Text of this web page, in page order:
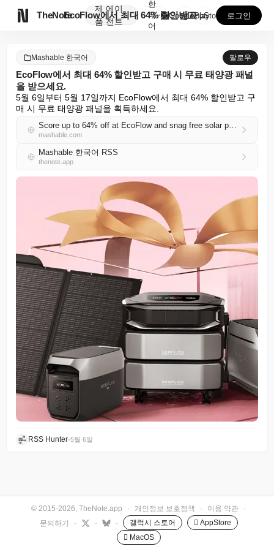
TheNote
제
품
에이
전트
EcoFlow에서 최대 64% 할인받고 구매 시 무료 ...
한
국
어
GooglePlay
AppStore 로그인
Mashable 한국어 팔로우
EcoFlow에서 최대 64% 할인받고 구매 시 무료 태양광 패널
을 받으세요.
5월 6일부터 5월 17일까지 EcoFlow에서 최대 64% 할인받고 구
매 시 무료 태양광 패널을 획득하세요.
Score up to 64% off at EcoFlow and snag free solar panels with your purchase.
mashable.com
Mashable 한국어 RSS
thenote.app
RSS Hunter•5월 6일
© 2015-2026, TheNote.app · 개인정보 보호정책 · 이용 약관
·
문의하기
· · · 갤럭시 스토어
 AppStore
 MacOS